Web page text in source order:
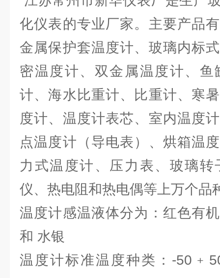
化仪表的专业厂家。主要产品
金属保护套温度计、玻璃内标
密温度计、双金属温度计、
计、海水比重计、比重计、寒
度计、温度计表芯、室内温度
点温度计（导电表）、烘箱温
力式温度计、压力表、玻璃
仪、热电阻和热电偶等上万个品
温度计感温液体分为：红色有
和 水银
温度计标准温度种类：-